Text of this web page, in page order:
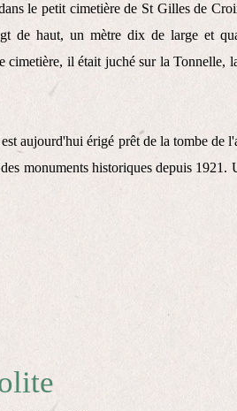
le petit cimetière de St Gilles de
de haut, un mètre dix de large et
cimetière, il était juché sur la Tonnelle,
aujourd'hui érigé prêt de la tombe de
monuments historiques depuis